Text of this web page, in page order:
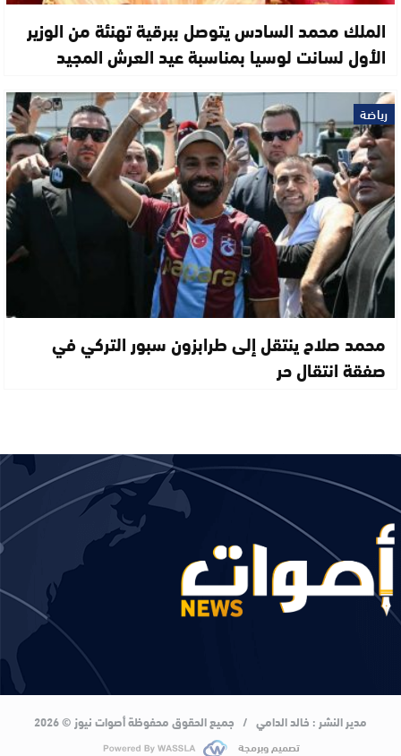
الملك محمد السادس يتوصل ببرقية تهنئة من الوزير
الأول لسانت لوسيا بمناسبة عيد العرش المجيد
رياضة
محمد صلاح ينتقل إلى طرابزون سبور التركي في
صفقة انتقال حر
مدير النشر : خالد الدامي / جميع الحقوق محفوظة أصوات نيوز © 2026
تصميم وبرمجة